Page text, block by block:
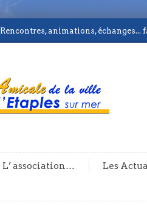
Rencontres, animations,
L’ association… Les